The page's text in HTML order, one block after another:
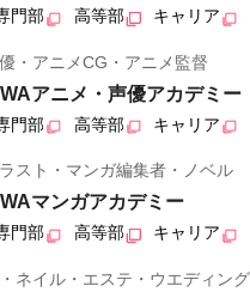
門部 高等部 キャリア
・アニメCG・アニメ監督
アニメ・声優アカデミー
門部 高等部 キャリア
スト・マンガ編集者・ノベル
マンガアカデミー
門部 高等部 キャリア
ネイル・エステ・ウエディング